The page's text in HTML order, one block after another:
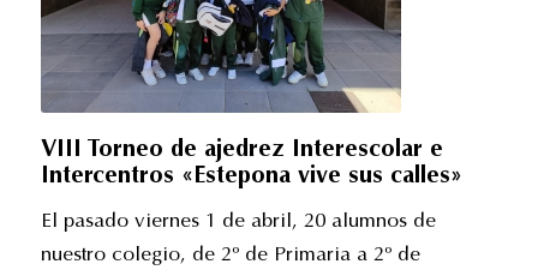
VIII Torneo de ajedrez Interescolar e
Intercentros «Estepona vive sus calles»
El pasado viernes 1 de abril, 20 alumnos de
nuestro colegio, de 2º de Primaria a 2º de